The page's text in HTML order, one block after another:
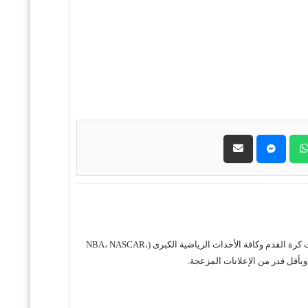
حول موقع "مباريات ستور بث مباشر" موقع مباريات ستور هو منصة رياضية متكاملة متخصصة في تقديم خدمة البث المباشر لمباريات كرة القدم وكافة الأحداث الرياضية الكبرى (NBA، NASCAR،